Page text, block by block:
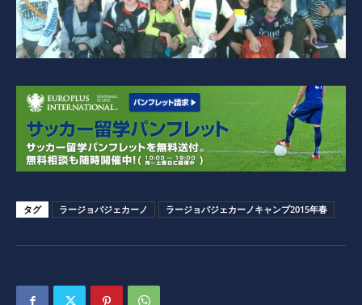
タグ ラージョバジェカーノ ラージョバジェカーノキャンプ2015年春